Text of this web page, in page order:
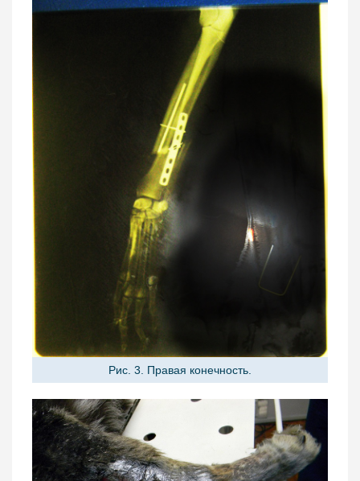
Рис. 3. Правая конечность.